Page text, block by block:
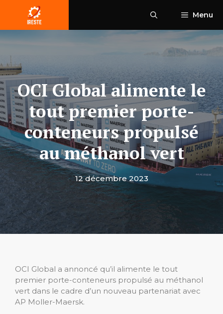
contenu
Menu
OCI Global alimente le
tout premier porte-
conteneurs propulsé
au méthanol vert
12 décembre 2023
OCI Global a annoncé qu’il alimente le tout
premier porte-conteneurs propulsé au méthanol
vert dans le cadre d’un nouveau partenariat avec
AP Moller-Maersk.